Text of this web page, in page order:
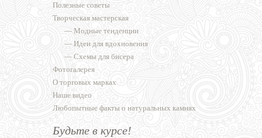
Полезные советы
Творческая мастерская
— Модные тенденции
— Идеи для вдохновения
— Схемы для бисера
Фотогалерея
О торговых марках
Наше видео
Любопытные факты о натуральных камнях
Будьте в курсе!